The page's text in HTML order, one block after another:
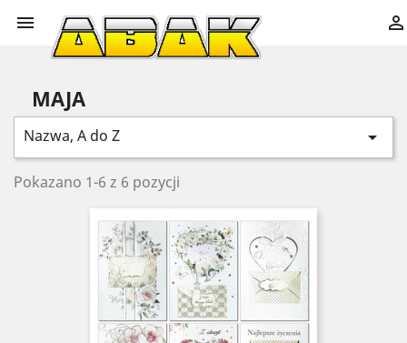
 
MAJA
Nazwa, A do Z 
Pokazano 1-6 z 6 pozycji